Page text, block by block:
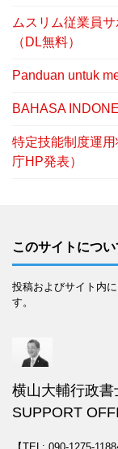
ムスリム従業員
（DL無料）
Panduan untuk
BAHASA
特定技能制度運
庁HP発表）
このサイトについ
投稿およびサイト内
す。
横山大輔行政
SUPPORT